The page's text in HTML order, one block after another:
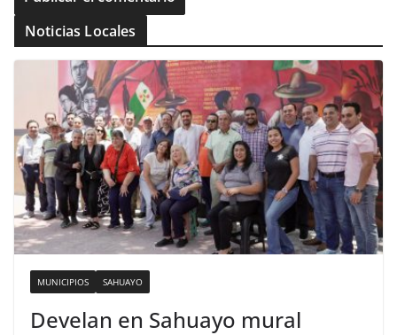
Noticias Locales
MUNICIPIOS SAHUAYO
Develan en Sahuayo mural